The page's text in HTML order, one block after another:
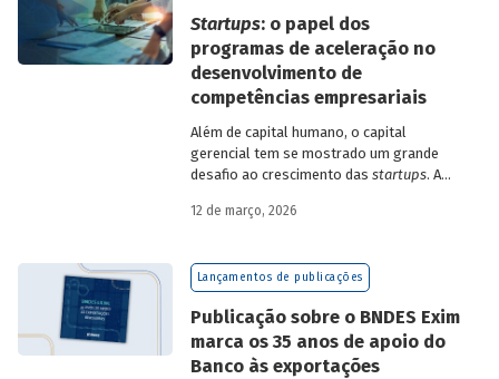
Startups: o papel dos
programas de aceleração no
desenvolvimento de
competências empresariais
Além de capital humano, o capital
gerencial tem se mostrado um grande
desafio ao crescimento das startups. A
como programas de aceleração têm
desafio.
12 de março, 2026
Lançamentos de publicações
Publicação sobre o BNDES Exim
marca os 35 anos de apoio do
Banco às exportações